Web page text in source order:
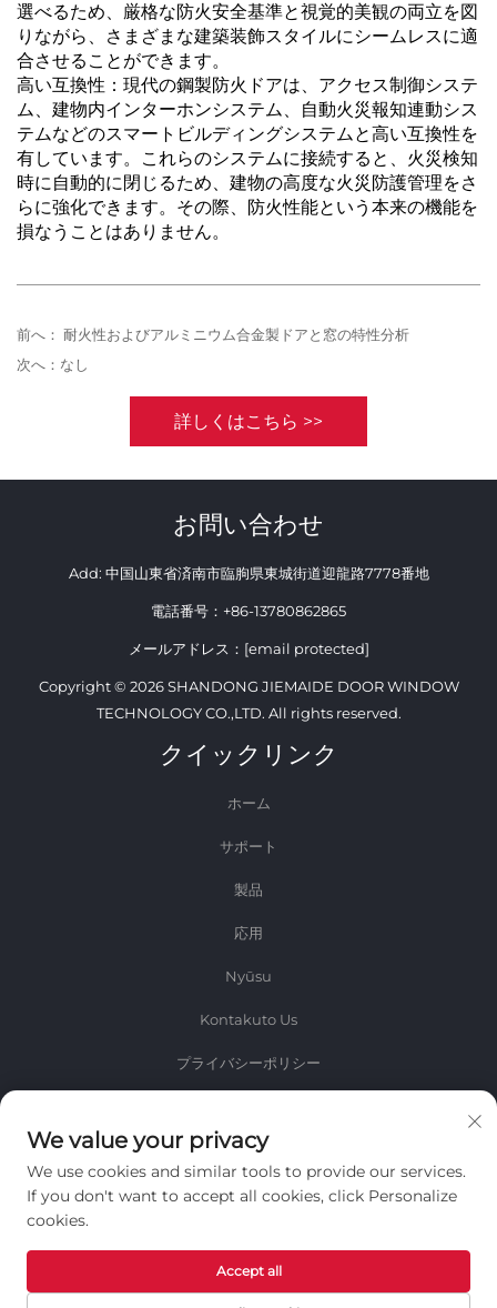
選べるため、厳格な防火安全基準と視覚的美観の両立を図
りながら、さまざまな建築装飾スタイルにシームレスに適
合させることができます。
高い互換性：現代の鋼製防火ドアは、アクセス制御システ
ム、建物内インターホンシステム、自動火災報知連動シス
テムなどのスマートビルディングシステムと高い互換性を
有しています。これらのシステムに接続すると、火災検知
時に自動的に閉じるため、建物の高度な火災防護管理をさ
らに強化できます。その際、防火性能という本来の機能を
損なうことはありません。
前へ： 耐火性およびアルミニウム合金製ドアと窓の特性分析
次へ： なし
詳しくはこちら >>
お問い合わせ
Add: 中国山東省済南市臨朐県東城街道迎龍路7778番地
電話番号： +86-13780862865
メールアドレス： [email protected]
Copyright © 2026 SHANDONG JIEMAIDE DOOR WINDOW
TECHNOLOGY CO.,LTD. All rights reserved.
クイックリンク
ホーム
サポート
製品
応用
Nyūsu
Kontakuto Us
プライバシーポリシー
毎週のニュースレターを受け取るためにサインアップしてください
送信
We value your privacy
We use cookies and similar tools to provide our services.
If you don't want to accept all cookies, click Personalize
cookies.
Accept all